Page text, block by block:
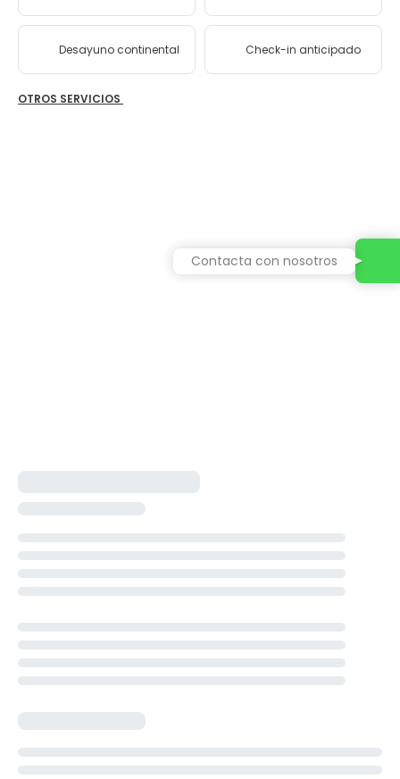
Desayuno continental Check-in anticipado
OTROS SERVICIOS
Contacta con nosotros